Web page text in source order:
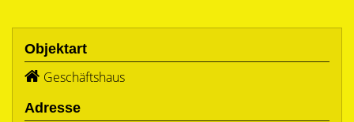
Objektart
Geschäftshaus
Adresse